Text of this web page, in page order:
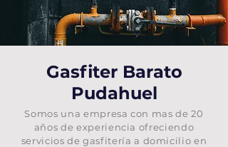
Gasfiter Barato
Pudahuel
Somos una empresa con mas de 20
años de experiencia ofreciendo
servicios de gasfitería a domicilio en